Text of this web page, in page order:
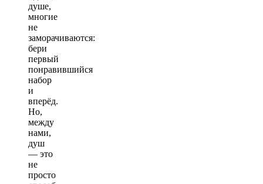
душе,
многие
не
заморачиваются:
бери
первый
понравившийся
набор
и
вперёд.
Но,
между
нами,
душ
— это
не
просто